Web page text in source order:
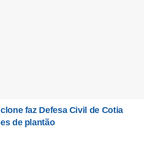
faz Defesa Civil de Cotia
de plantão